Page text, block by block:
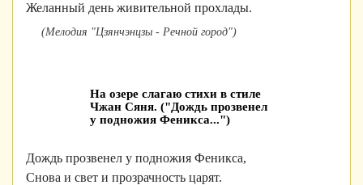
Желанный день живительной прохлады.
(Мелодия "Цзянчэнцзы - Речной город")
На озере слагаю стихи в стиле
Чжан Сяня. ("Дождь прозвенел
у подножия Феникса...")
Дождь прозвенел у подножия Феникса,
Снова и свет и прозрачность царят.